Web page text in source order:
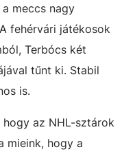
meccs nagy
fehérvári játékosok
Terbócs két
tűnt ki. Stabil
is.
hogy az NHL-sztárok
mieink, hogy a